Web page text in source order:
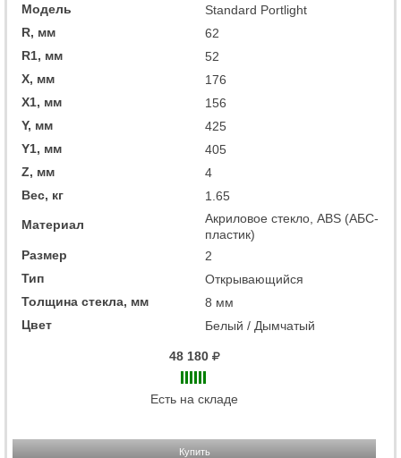
Модель
Standard Portlight
R, мм
62
R1, мм
52
X, мм
176
X1, мм
156
Y, мм
425
Y1, мм
405
Z, мм
4
Вес, кг
1.65
Материал
Акриловое стекло, ABS (АБС-
пластик)
Размер
2
Тип
Открывающийся
Толщина стекла, мм
8 мм
Цвет
Белый / Дымчатый
48 180
Есть на складе
Купить